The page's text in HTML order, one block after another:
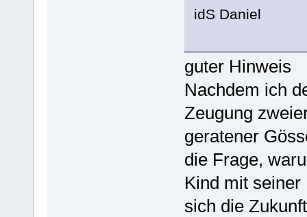
idS Daniel
guter Hinweis
Nachdem ich
Zeugung
geratener
die Frage,
Kind mit
sich die